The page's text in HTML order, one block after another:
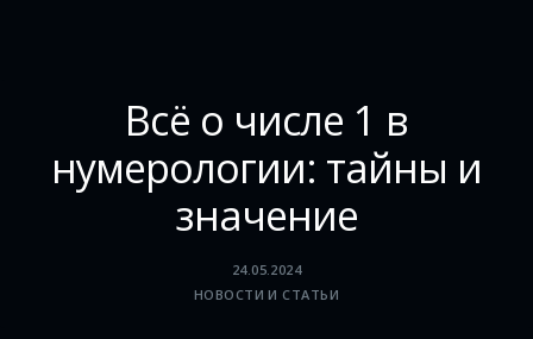
Всё о числе 1 в
нумерологии: тайны и
значение
24.05.2024
НОВОСТИ И СТАТЬИ